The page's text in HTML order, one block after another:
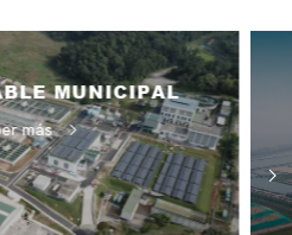
MUNICIPAL
más